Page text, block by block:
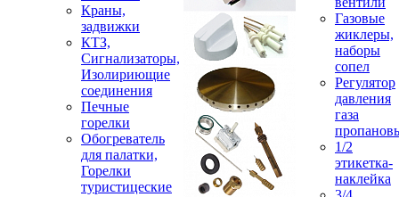
Краны,
задвижки
КТЗ,
Сигнализаторы,
Изолириющие
соединения
Печные
горелки
Обогреватель
для палатки,
Горелки
туристицеские
Газовые
жиклеры,
наборы
сопел
Регулятор
давления
газа
1/2
этикетка-
наклейка